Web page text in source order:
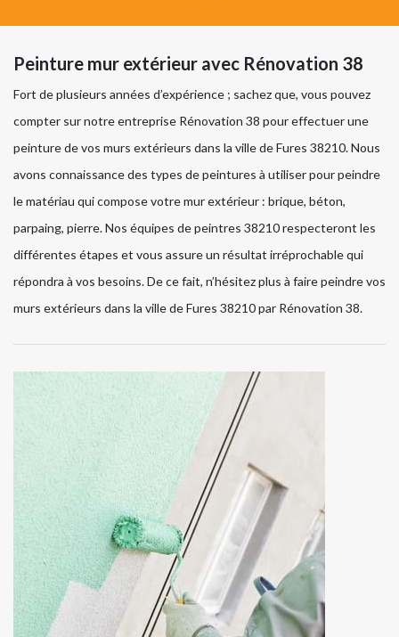
Peinture mur extérieur avec Rénovation 38
Fort de plusieurs années d’expérience ; sachez que, vous pouvez
compter sur notre entreprise Rénovation 38 pour effectuer une
peinture de vos murs extérieurs dans la ville de Fures 38210. Nous
avons connaissance des types de peintures à utiliser pour peindre
le matériau qui compose votre mur extérieur : brique, béton,
parpaing, pierre. Nos équipes de peintres 38210 respecteront les
différentes étapes et vous assure un résultat irréprochable qui
répondra à vos besoins. De ce fait, n’hésitez plus à faire peindre vos
murs extérieurs dans la ville de Fures 38210 par Rénovation 38.